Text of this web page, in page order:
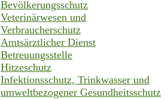
Bevölkerungsschutz
Veterinärwesen und
Verbraucherschutz
Amtsärztlicher Dienst
Betreuungsstelle
Hitzeschutz
Infektionsschutz, Trinkwasser und
umweltbezogener Gesundheitsschutz